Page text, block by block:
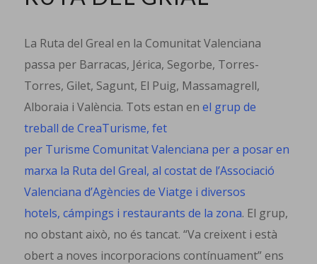
La Ruta del Greal en la Comunitat Valenciana
passa per Barracas, Jérica, Segorbe, Torres-
Torres, Gilet, Sagunt, El Puig, Massamagrell,
Alboraia i València. Tots estan en el grup de
treball de CreaTurisme, fet
per Turisme Comunitat Valenciana per a posar en
marxa la Ruta del Greal, al costat de l’Associació
Valenciana d’Agències de Viatge i diversos
hotels, cámpings i restaurants de la zona. El grup,
no obstant això, no és tancat. “Va creixent i està
obert a noves incorporacions contínuament” ens